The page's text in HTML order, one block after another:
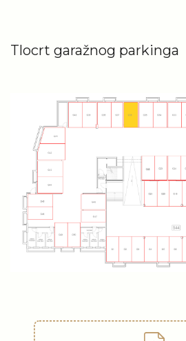
Tlocrt garažnog parkinga